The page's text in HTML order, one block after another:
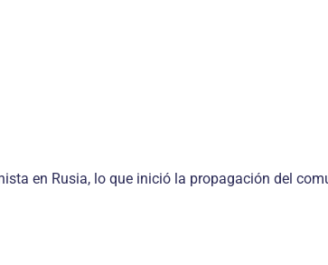
en Rusia, lo que inició la propagación del